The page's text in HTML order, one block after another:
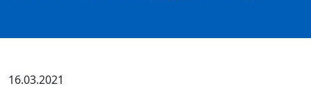
16.03.2021